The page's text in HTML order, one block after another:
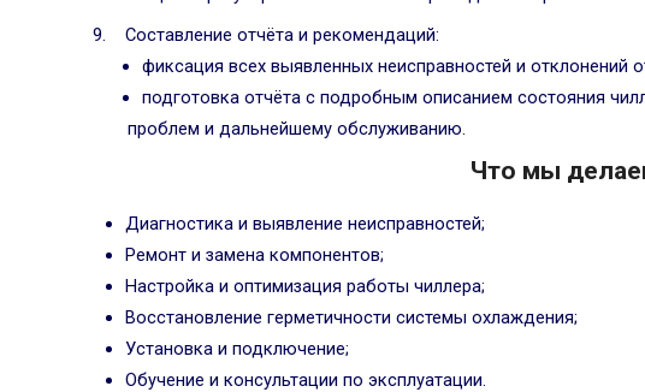
Составление отчёта и рекомендаций:
фиксация всех выявленных неисправностей и отклонений
подготовка отчёта с подробным описанием состояния
проблем и дальнейшему обслуживанию.
Что мы
Диагностика и выявление неисправностей;
Ремонт и замена компонентов;
Настройка и оптимизация работы чиллера;
Восстановление герметичности системы охлаждения;
Установка и подключение;
Обучение и консультации по эксплуатации.